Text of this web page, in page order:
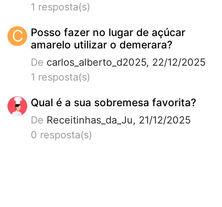
1 resposta(s)
C
Posso fazer no lugar de açúcar
amarelo utilizar o demerara?
De carlos_alberto_d2025, 22/12/2025
1 resposta(s)
Qual é a sua sobremesa favorita?
De Receitinhas_da_Ju, 21/12/2025
0 resposta(s)